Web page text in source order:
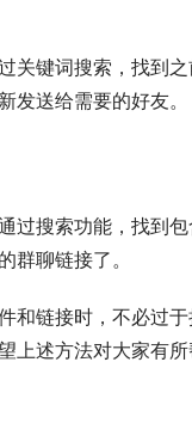
关键词搜索，找到
发送给需要的好友。
过搜索功能，找到
群聊链接了。
和链接时，不必过
上述方法对大家有